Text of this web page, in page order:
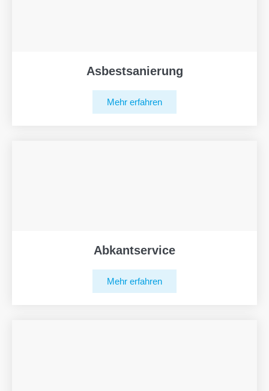
Asbestsanierung
Mehr erfahren
Abkantservice
Mehr erfahren